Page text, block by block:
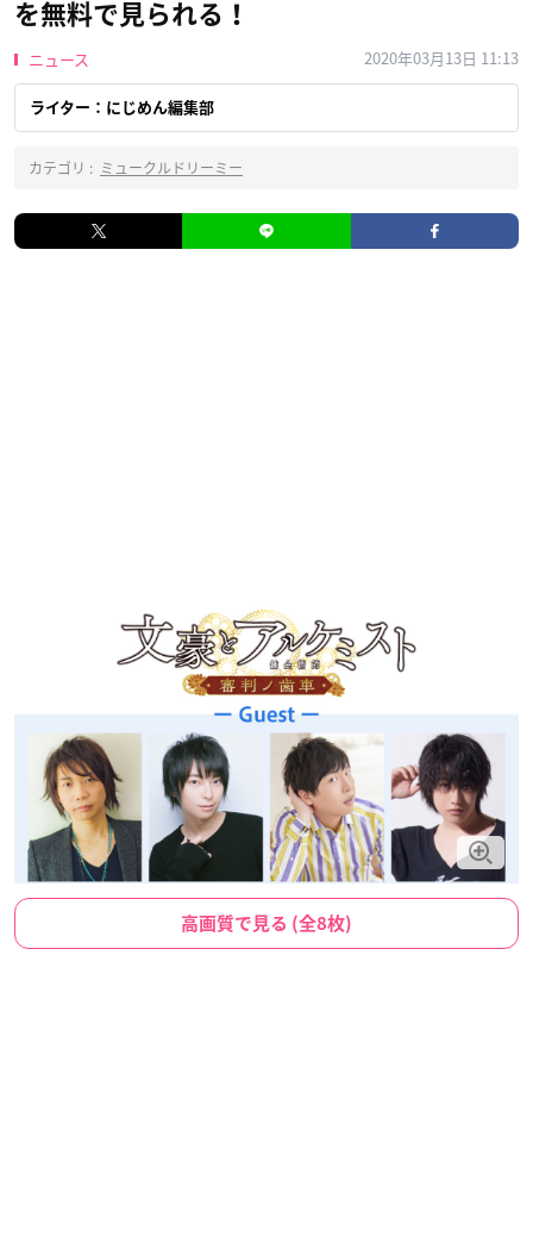
を無料で見られる！
ニュース 2020年03月13日 11:13
ライター：にじめん編集部
カテゴリ : ミュークルドリーミー
高画質で見る (全8枚)